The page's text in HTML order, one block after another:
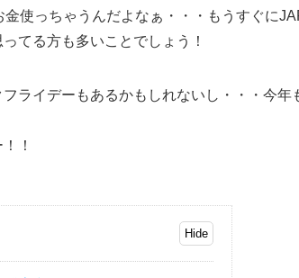
金使っちゃうんだよなぁ・・・もうすぐに
てる方も多いことでしょう！
ライデーもあるかもしれないし・・・今
！